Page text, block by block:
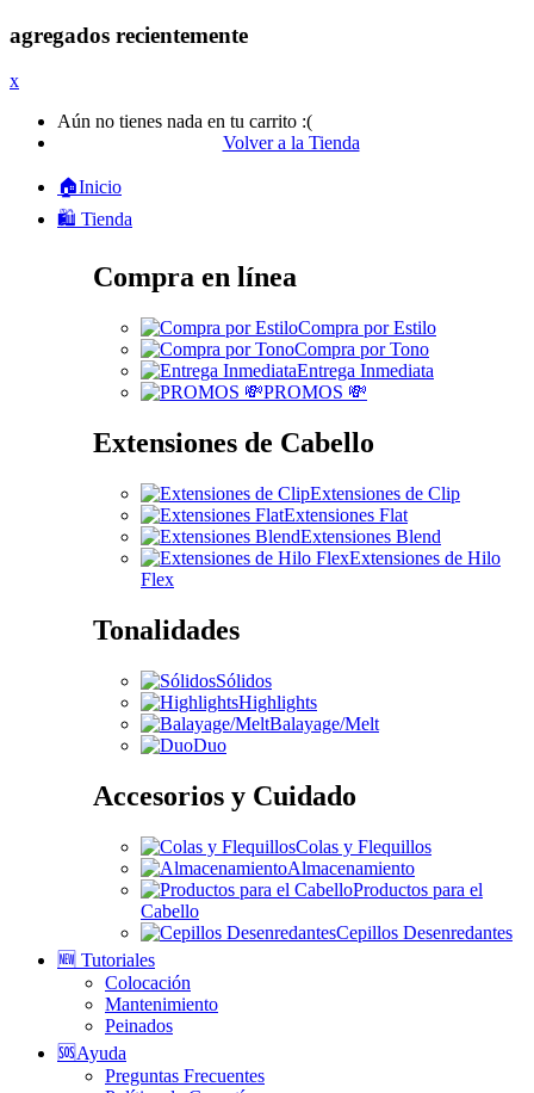
agregados recientemente
x
Aún no tienes nada en tu carrito :(
Volver a la Tienda
🏠Inicio
🛍️ Tienda
Compra en línea
Compra por Estilo
Compra por Tono
Entrega Inmediata
PROMOS 💸
Extensiones de Cabello
Extensiones de Clip
Extensiones Flat
Extensiones Blend
Extensiones de Hilo
Flex
Tonalidades
Sólidos
Highlights
Balayage/Melt
Duo
Accesorios y Cuidado
Colas y Flequillos
Almacenamiento
Productos para el
Cabello
Cepillos Desenredantes
🆕 Tutoriales
Colocación
Mantenimiento
Peinados
🆘Ayuda
Preguntas Frecuentes